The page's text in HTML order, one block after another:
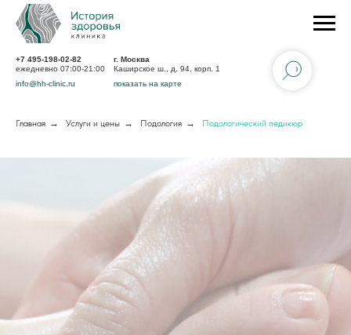
+7 495-198-02-82
ежедневно 07:00-21:00
г. Москва
Каширское ш., д. 94, корп. 1
info@hh-clinic.ru показать на карте
Главная → Услуги и цены → Подология → Подологический педикюр